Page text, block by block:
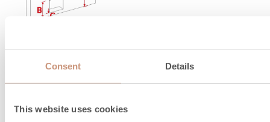
Consent Details
This website uses cookies
Hormisuositus, 1/2 kiven Kyllä
Hormisuositus, 1/1 kiven
Hormisuositus, ø mm